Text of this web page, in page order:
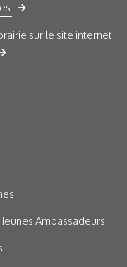
sur le site internet
Ambassadeurs